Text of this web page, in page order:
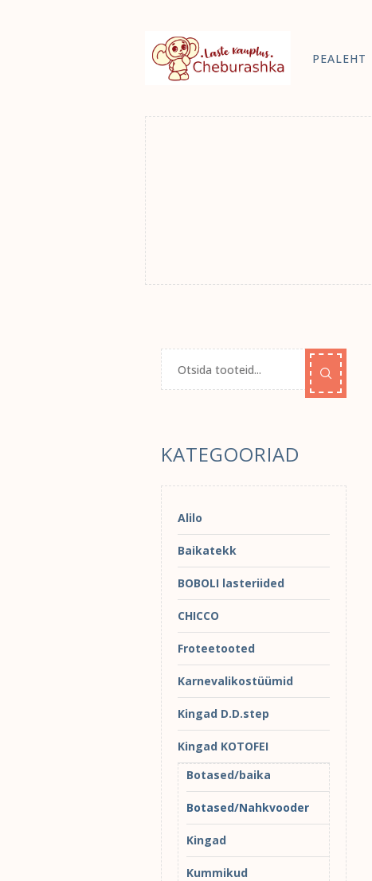
PEALEHT
KATEGOORIAD
Alilo
Baikatekk
BOBOLI lasteriided
CHICCO
Froteetooted
Karnevalikostüümid
Kingad D.D.step
Kingad KOTOFEI
Botased/baika
Botased/Nahkvooder
Kingad
Kummikud